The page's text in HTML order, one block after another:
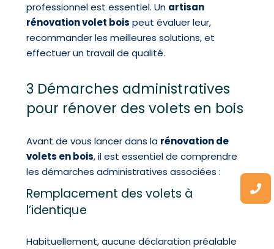
professionnel est essentiel. Un artisan
rénovation volet bois peut évaluer leur,
recommander les meilleures solutions, et
effectuer un travail de qualité.
3 Démarches administratives
pour rénover des volets en bois
Avant de vous lancer dans la rénovation de
volets en bois, il est essentiel de comprendre
les démarches administratives associées :
Remplacement des volets à
l’identique
Habituellement, aucune déclaration préalable